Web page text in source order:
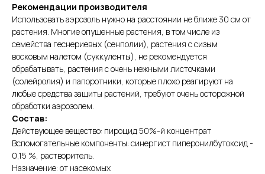
Рекомендации производителя
Использовать аэрозоль нужно на расстоянии не ближе 30 см от
растения. Многие опушенные растения, в том числе из
семейства геснериевых (сенполии), растения с сизым
восковым налетом (суккуленты), не рекомендуется
обрабатывать, растения с очень нежными листочками
(солейролия) и папоротники, которые плохо реагируют на
любые средства защиты растений, требуют очень осторожной
обработки аэрозолем.
Состав:
Действующее вещество: пироцид 50%-й концентрат
Вспомогательные компоненты: синергист пиперонилбутоксид -
0,15 %, растворитель.
Назначение: от насекомых